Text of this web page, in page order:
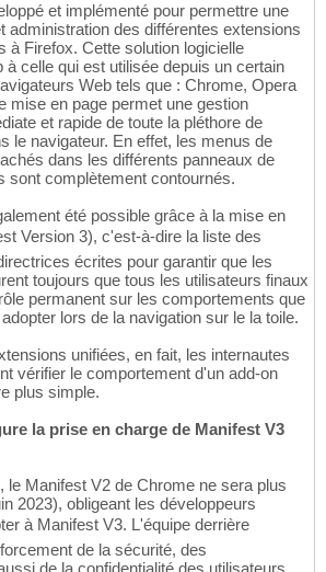
et implémenté pour permettre une
administration des différentes extensions
à Firefox. Cette solution logicielle
à celle qui est utilisée depuis un certain
Web tels que : Chrome, Opera
mise en page permet une gestion
et rapide de toute la pléthore de
le navigateur. En effet, les menus de
dans les différents panneaux de
sont complètement contournés.
été possible grâce à la mise en
Version 3), c'est-à-dire la liste des
écrites pour garantir que les
toujours que tous les utilisateurs finaux
permanent sur les comportements que
lors de la navigation sur le la toile.
unifiées, en fait, les internautes
vérifier le comportement d'un add-on
plus simple.
la prise en charge de Manifest V3
le Manifest V2 de Chrome ne sera plus
2023), obligeant les développeurs
à Manifest V3. L'équipe derrière
de la sécurité, des